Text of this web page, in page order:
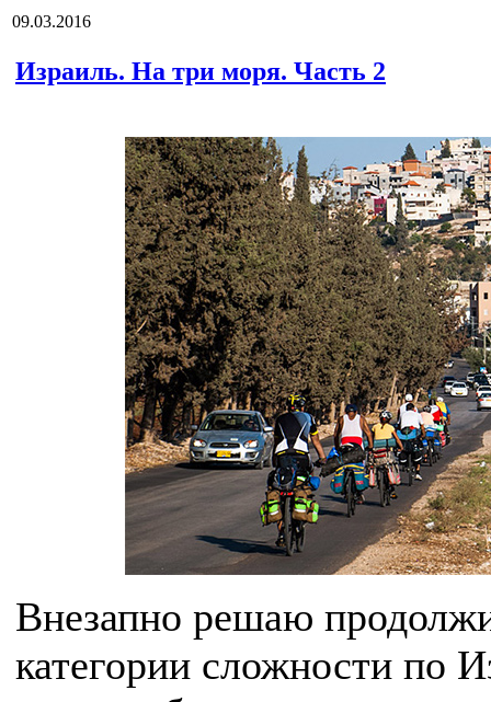
09.03.2016
Израиль. На три моря. Часть 2
Внезапно решаю
категории сложности по